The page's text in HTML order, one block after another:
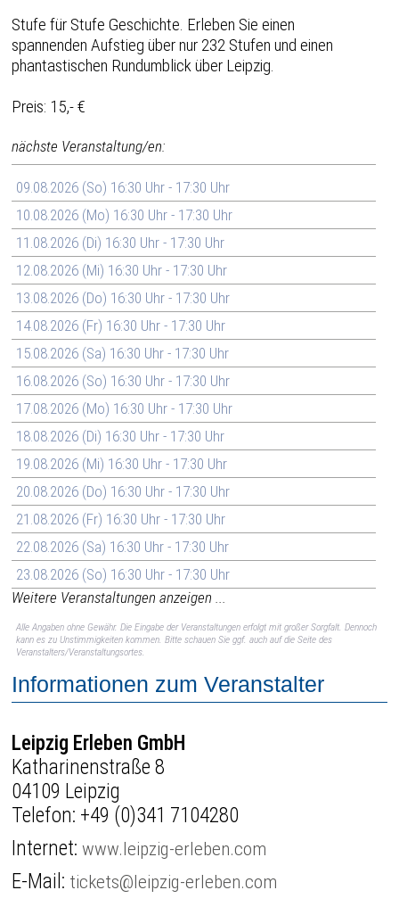
Stufe für Stufe Geschichte. Erleben Sie einen
spannenden Aufstieg über nur 232 Stufen und einen
phantastischen Rundumblick über Leipzig.
Preis: 15,- €
nächste Veranstaltung/en:
09.08.2026 (So) 16:30 Uhr - 17:30 Uhr
10.08.2026 (Mo) 16:30 Uhr - 17:30 Uhr
11.08.2026 (Di) 16:30 Uhr - 17:30 Uhr
12.08.2026 (Mi) 16:30 Uhr - 17:30 Uhr
13.08.2026 (Do) 16:30 Uhr - 17:30 Uhr
14.08.2026 (Fr) 16:30 Uhr - 17:30 Uhr
15.08.2026 (Sa) 16:30 Uhr - 17:30 Uhr
16.08.2026 (So) 16:30 Uhr - 17:30 Uhr
17.08.2026 (Mo) 16:30 Uhr - 17:30 Uhr
18.08.2026 (Di) 16:30 Uhr - 17:30 Uhr
19.08.2026 (Mi) 16:30 Uhr - 17:30 Uhr
20.08.2026 (Do) 16:30 Uhr - 17:30 Uhr
21.08.2026 (Fr) 16:30 Uhr - 17:30 Uhr
22.08.2026 (Sa) 16:30 Uhr - 17:30 Uhr
23.08.2026 (So) 16:30 Uhr - 17:30 Uhr
Weitere Veranstaltungen anzeigen ...
Alle Angaben ohne Gewähr. Die Eingabe der Veranstaltungen erfolgt mit großer Sorgfalt. Dennoch
kann es zu Unstimmigkeiten kommen. Bitte schauen Sie ggf. auch auf die Seite des
Veranstalters/Veranstaltungsortes.
Informationen zum Veranstalter
Leipzig Erleben GmbH
Katharinenstraße 8
04109 Leipzig
Telefon: +49 (0)341 7104280
Internet:www.leipzig-erleben.com
E-Mail: tickets@leipzig-erleben.com